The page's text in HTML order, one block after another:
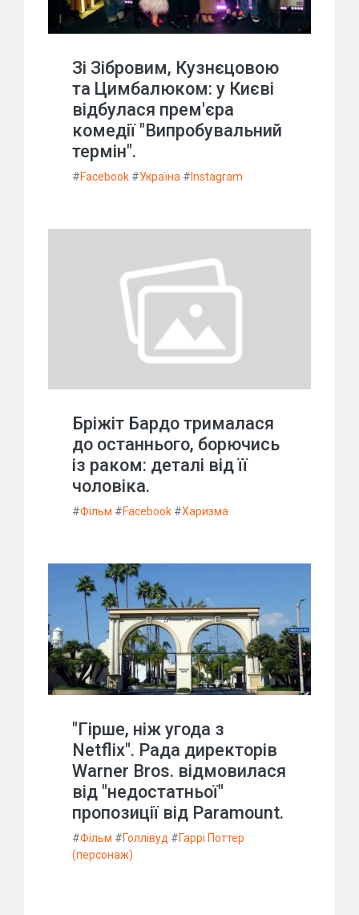
Зі Зібровим, Кузнєцовою
та Цимбалюком: у Києві
відбулася прем'єра
комедії "Випробувальний
термін".
#Facebook #Україна # Instagram
Бріжіт Бардо трималася
до останнього, борючись
із раком: деталі від її
чоловіка.
#Фільм #Facebook #Харизма
"Гірше, ніж угода з
Netflix". Рада директорів
Warner Bros. відмовилася
від "недостатньої"
пропозиції від Paramount.
#Фільм #Голлівуд #Гаррі Поттер
(персонаж)